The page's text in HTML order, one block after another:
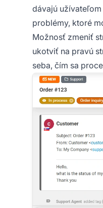
dávajú
problémy, ktoré
Možnosť zmeniť
ukotviť na pravú
seba, čím sa